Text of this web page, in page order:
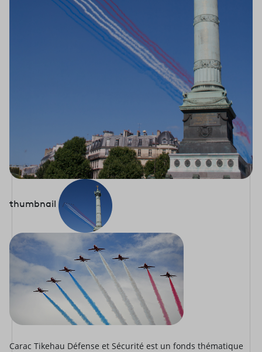
thumbnail
Carac Tikehau Défense et Sécurité est un fonds thématique